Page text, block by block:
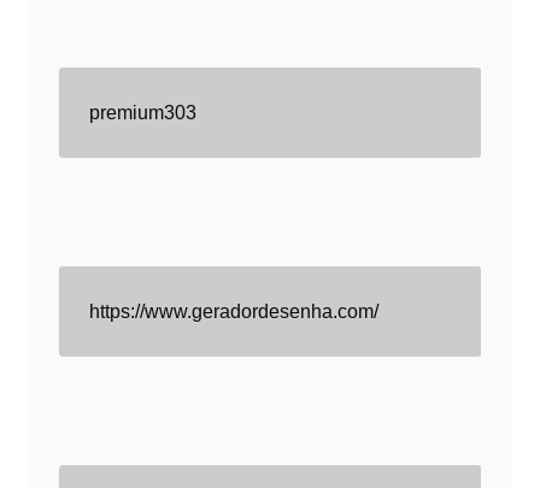
premium303
https://www.geradordesenha.com/